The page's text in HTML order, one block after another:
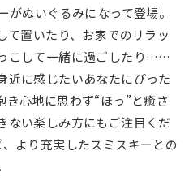
ぬいぐるみになって登場。
て置いたり、お家でのリラッ
こして一緒に過ごしたり……
近に感じたいあなたにぴった
き心地に思わず“ほっ”と癒さ
ない楽しみ方にもご注目くだ
より充実したスミスキーとの